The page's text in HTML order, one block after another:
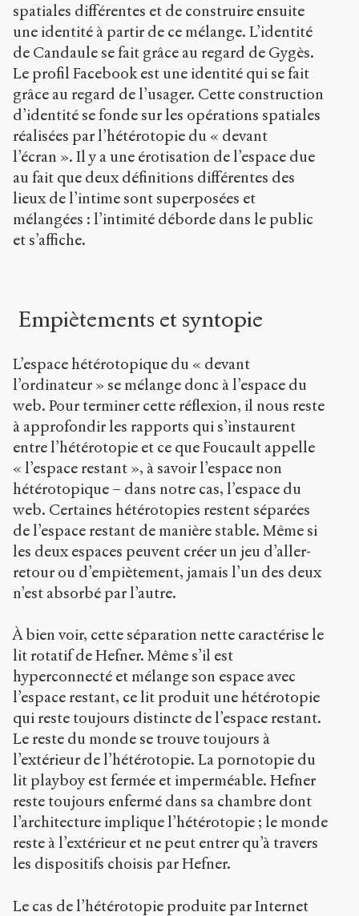
spatiales différentes et de construire ensuite
une identité à partir de ce mélange. L’identité
de Candaule se fait grâce au regard de Gygès.
Le profil Facebook est une identité qui se fait
grâce au regard de l’usager. Cette construction
d’identité se fonde sur les opérations spatiales
réalisées par l’hétérotopie du « devant
l’écran ». Il y a une érotisation de l’espace due
au fait que deux définitions différentes des
lieux de l’intime sont superposées et
mélangées : l’intimité déborde dans le public
et s’affiche.
Empiètements et syntopie
L’espace hétérotopique du « devant
l’ordinateur » se mélange donc à l’espace du
web. Pour terminer cette réflexion, il nous reste
à approfondir les rapports qui s’instaurent
entre l’hétérotopie et ce que Foucault appelle
« l’espace restant », à savoir l’espace non
hétérotopique – dans notre cas, l’espace du
web. Certaines hétérotopies restent séparées
de l’espace restant de manière stable. Même si
les deux espaces peuvent créer un jeu d’aller-
retour ou d’empiètement, jamais l’un des deux
n’est absorbé par l’autre.
À bien voir, cette séparation nette caractérise le
lit rotatif de Hefner. Même s’il est
hyperconnecté et mélange son espace avec
l’espace restant, ce lit produit une hétérotopie
qui reste toujours distincte de l’espace restant.
Le reste du monde se trouve toujours à
l’extérieur de l’hétérotopie. La pornotopie du
lit playboy est fermée et imperméable. Hefner
reste toujours enfermé dans sa chambre dont
l’architecture implique l’hétérotopie ; le monde
reste à l’extérieur et ne peut entrer qu’à travers
les dispositifs choisis par Hefner.
Le cas de l’hétérotopie produite par Internet